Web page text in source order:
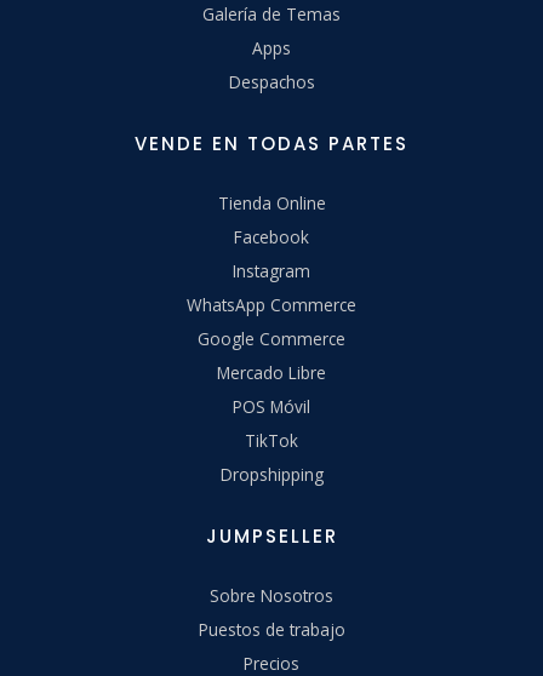
Galería de Temas
Apps
Despachos
VENDE EN TODAS PARTES
Tienda Online
Facebook
Instagram
WhatsApp Commerce
Google Commerce
Mercado Libre
POS Móvil
TikTok
Dropshipping
JUMPSELLER
Sobre Nosotros
Puestos de trabajo
Precios